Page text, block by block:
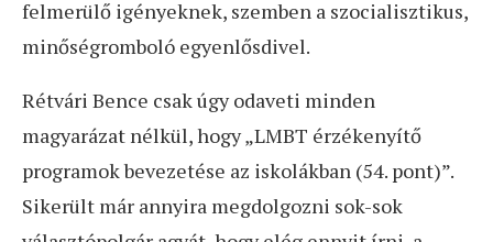
felmerülő igényeknek, szemben a szocialisztikus,
minőségromboló egyenlősdivel.
Rétvári Bence csak úgy odaveti minden
magyarázat nélkül, hogy „LMBT érzékenyítő
programok bevezetése az iskolákban (54. pont)”.
Sikerült már annyira megdolgozni sok-sok